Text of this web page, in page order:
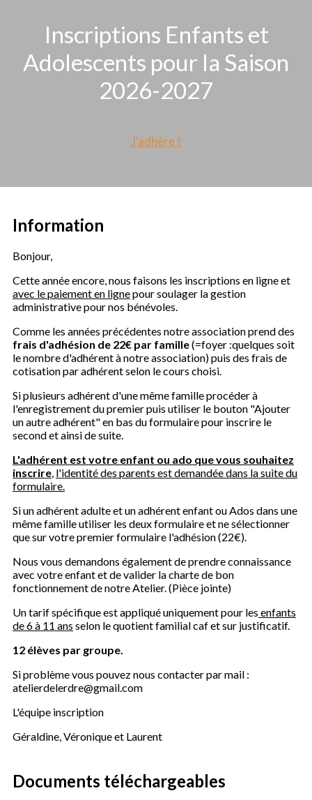
Inscriptions Enfants et
Adolescents pour la Saison
2026-2027
J'adhère !
Information
Bonjour,
Cette année encore, nous faisons les inscriptions en ligne et
avec le paiement en lignepour soulager la gestion
administrative pour nos bénévoles.
Comme les années précédentes notre association prend des
frais d'adhésion de 22€ par famille(=foyer :quelques soit
le nombre d'adhérent à notre association) puis des frais de
cotisation par adhérent selon le cours choisi.
Si plusieurs adhérent d'une même famille procéder à
l'enregistrement du premier puis utiliser le bouton "Ajouter
un autre adhérent" en bas du formulaire pour inscrire le
second et ainsi de suite.
L'adhérent est votre enfant ou ado que vous souhaitez
inscrire, l'identité des parents est demandée dans la suite du
formulaire.
Si un adhérent adulte et un adhérent enfant ou Ados dans une
même famille utiliser les deux formulaire et ne sélectionner
que sur votre premier formulaire l'adhésion (22€).
Nous vous demandons également de prendre connaissance
avec votre enfant et de valider la charte de bon
fonctionnement de notre Atelier. (Pièce jointe)
Un tarif spécifique est appliqué uniquement pour les enfants
de 6 à 11 ans selon le quotient familial caf et sur justificatif.
12 élèves par groupe.
Si problème vous pouvez nous contacter par mail :
atelierdelerdre@gmail.com
L'équipe inscription
Géraldine, Véronique et Laurent
Documents téléchargeables